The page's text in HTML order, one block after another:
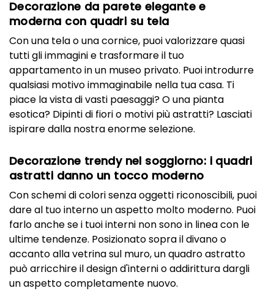
Decorazione da parete elegante e
moderna con quadri su tela
Con una tela o una cornice, puoi valorizzare quasi
tutti gli immagini e trasformare il tuo
appartamento in un museo privato. Puoi introdurre
qualsiasi motivo immaginabile nella tua casa. Ti
piace la vista di vasti paesaggi? O una pianta
esotica? Dipinti di fiori o motivi più astratti? Lasciati
ispirare dalla nostra enorme selezione.
Decorazione trendy nel soggiorno: i quadri
astratti danno un tocco moderno
Con schemi di colori senza oggetti riconoscibili, puoi
dare al tuo interno un aspetto molto moderno. Puoi
farlo anche se i tuoi interni non sono in linea con le
ultime tendenze. Posizionato sopra il divano o
accanto alla vetrina sul muro, un quadro astratto
può arricchire il design d'interni o addirittura dargli
un aspetto completamente nuovo.